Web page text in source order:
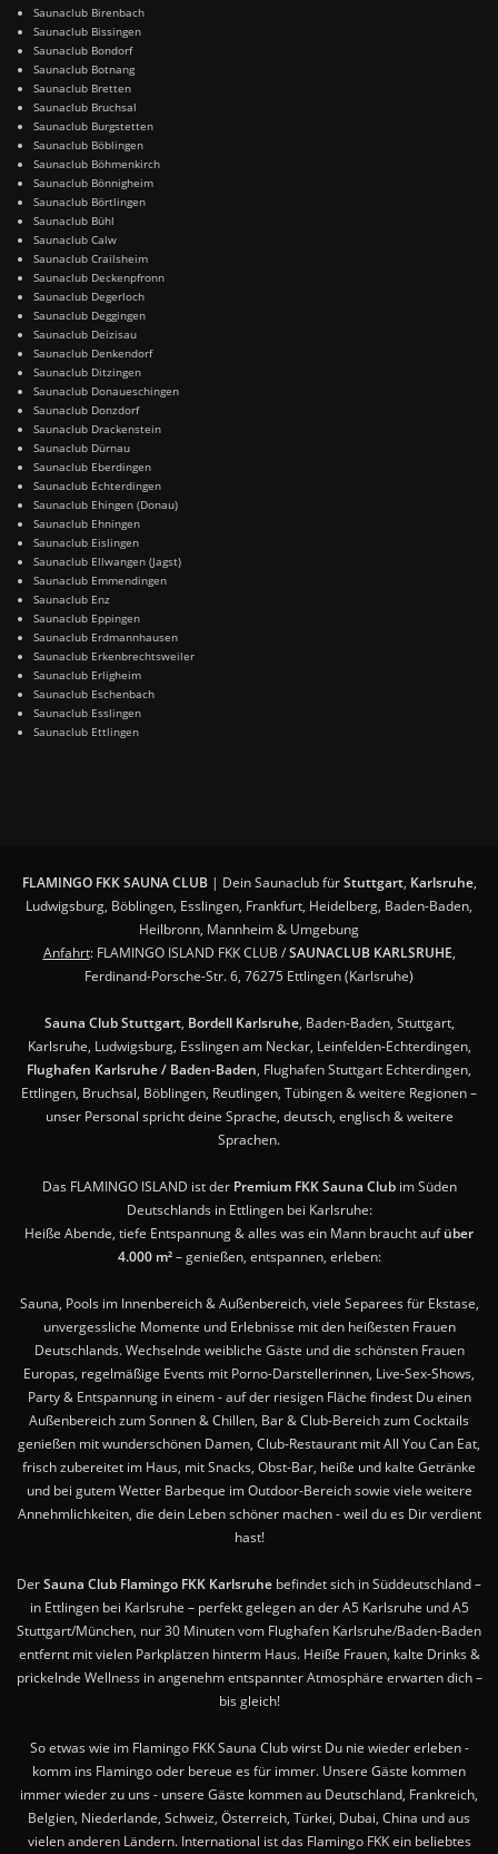
Saunaclub Birenbach
Saunaclub Bissingen
Saunaclub Bondorf
Saunaclub Botnang
Saunaclub Bretten
Saunaclub Bruchsal
Saunaclub Burgstetten
Saunaclub Böblingen
Saunaclub Böhmenkirch
Saunaclub Bönnigheim
Saunaclub Börtlingen
Saunaclub Bühl
Saunaclub Calw
Saunaclub Crailsheim
Saunaclub Deckenpfronn
Saunaclub Degerloch
Saunaclub Deggingen
Saunaclub Deizisau
Saunaclub Denkendorf
Saunaclub Ditzingen
Saunaclub Donaueschingen
Saunaclub Donzdorf
Saunaclub Drackenstein
Saunaclub Dürnau
Saunaclub Eberdingen
Saunaclub Echterdingen
Saunaclub Ehingen (Donau)
Saunaclub Ehningen
Saunaclub Eislingen
Saunaclub Ellwangen (Jagst)
Saunaclub Emmendingen
Saunaclub Enz
Saunaclub Eppingen
Saunaclub Erdmannhausen
Saunaclub Erkenbrechtsweiler
Saunaclub Erligheim
Saunaclub Eschenbach
Saunaclub Esslingen
Saunaclub Ettlingen
FLAMINGO FKK SAUNA CLUB| Dein Saunaclub fürStuttgart, Karlsruhe,
Ludwigsburg, Böblingen, Esslingen, Frankfurt, Heidelberg, Baden-Baden,
Heilbronn, Mannheim & Umgebung
Anfahrt: FLAMINGO ISLAND FKK CLUB /SAUNACLUB KARLSRUHE,
Ferdinand-Porsche-Str. 6, 76275 Ettlingen (Karlsruhe)
Sauna Club Stuttgart, Bordell Karlsruhe, Baden-Baden, Stuttgart,
Karlsruhe, Ludwigsburg, Esslingen am Neckar, Leinfelden-Echterdingen,
Flughafen Karlsruhe / Baden-Baden, Flughafen Stuttgart Echterdingen,
Ettlingen, Bruchsal, Böblingen, Reutlingen, Tübingen & weitere Regionen –
unser Personal spricht deine Sprache, deutsch, englisch & weitere
Sprachen.
Das FLAMINGO ISLAND ist der Premium FKK Sauna Clubim Süden
Deutschlands in Ettlingen bei Karlsruhe:
Heiße Abende, tiefe Entspannung & alles was ein Mann braucht aufüber
4.000 m²– genießen, entspannen, erleben:
Sauna, Pools im Innenbereich & Außenbereich, viele Separees für Ekstase,
unvergessliche Momente und Erlebnisse mit den heißesten Frauen
Deutschlands. Wechselnde weibliche Gäste und die schönsten Frauen
Europas, regelmäßige Events mit Porno-Darstellerinnen, Live-Sex-Shows,
Party & Entspannung in einem - auf der riesigen Fläche findest Du einen
Außenbereich zum Sonnen & Chillen, Bar & Club-Bereich zum Cocktails
genießen mit wunderschönen Damen, Club-Restaurant mit All You Can Eat,
frisch zubereitet im Haus, mit Snacks, Obst-Bar, heiße und kalte Getränke
und bei gutem Wetter Barbeque im Outdoor-Bereich sowie viele weitere
Annehmlichkeiten, die dein Leben schöner machen - weil du es Dir verdient
hast!
DerSauna Club Flamingo FKK Karlsruhe befindet sich in Süddeutschland –
in Ettlingen bei Karlsruhe – perfekt gelegen an der A5 Karlsruhe und A5
Stuttgart/München, nur 30 Minuten vom Flughafen Karlsruhe/Baden-Baden
entfernt mit vielen Parkplätzen hinterm Haus. Heiße Frauen, kalte Drinks &
prickelnde Wellness in angenehm entspannter Atmosphäre erwarten dich –
bis gleich!
So etwas wie im Flamingo FKK Sauna Club wirst Du nie wieder erleben -
komm ins Flamingo oder bereue es für immer. Unsere Gäste kommen
immer wieder zu uns - unsere Gäste kommen au Deutschland, Frankreich,
Belgien, Niederlande, Schweiz, Österreich, Türkei, Dubai, China und aus
vielen anderen Ländern. International ist das Flamingo FKK ein beliebtes